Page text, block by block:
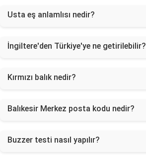
Usta eş anlamlısı nedir?
İngiltere'den Türkiye'ye ne getirilebilir?
Kırmızı balık nedir?
Balıkesir Merkez posta kodu nedir?
Buzzer testi nasıl yapılır?